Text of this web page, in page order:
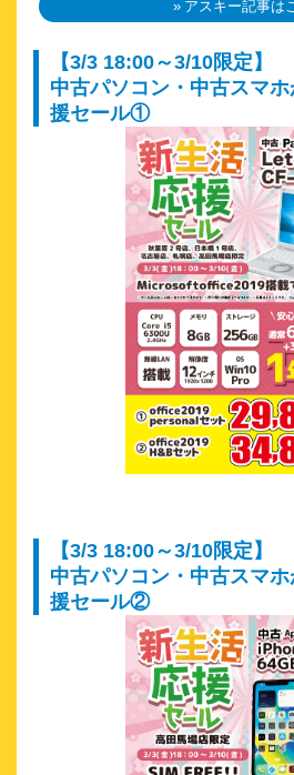
アスキー記事は
【3/3 18:00～3/10限定】
中古パソコン・中古スマ
援セール①
【3/3 18:00～3/10限定】
中古パソコン・中古スマ
援セール②